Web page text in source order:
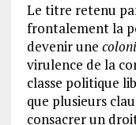
Le titre retenu
frontalement la
devenir une
virulence de la
classe politique
que plusieurs
consacrer un